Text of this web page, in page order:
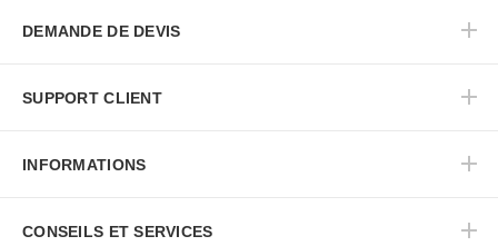
DEMANDE DE DEVIS
SUPPORT CLIENT
INFORMATIONS
CONSEILS ET SERVICES